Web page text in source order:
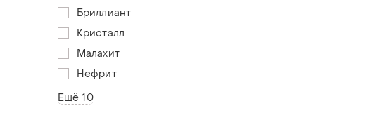
Бриллиант
Кристалл
Малахит
Нефрит
Ещё 10